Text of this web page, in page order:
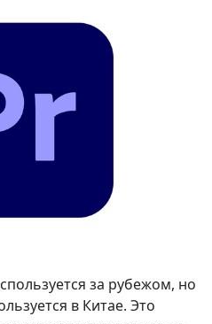
за рубежом, но
в Китае. Это